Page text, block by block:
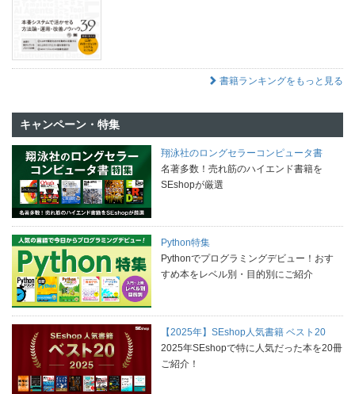
書籍ランキングをもっと見る
キャンペーン・特集
翔泳社のロングセラーコンピュータ書
名著多数！売れ筋のハイエンド書籍を
SEshopが厳選
Python特集
Pythonでプログラミングデビュー！おす
すめ本をレベル別・目的別にご紹介
【2025年】SEshop人気書籍 ベスト20
2025年SEshopで特に人気だった本を20冊
ご紹介！